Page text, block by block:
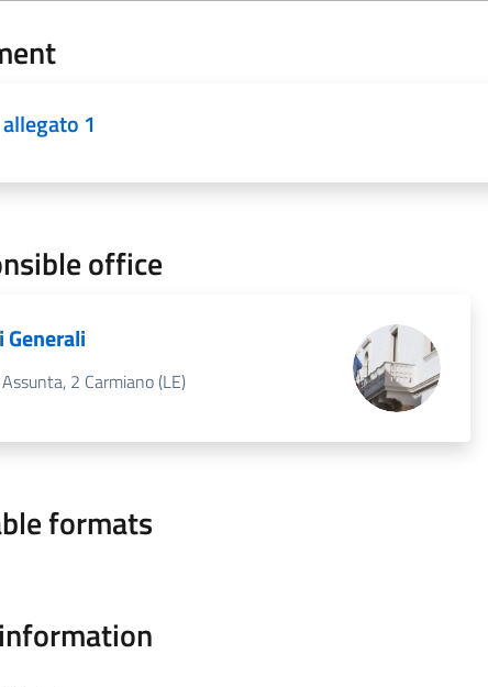
allegato 1
office
2 Carmiano (LE)
formats